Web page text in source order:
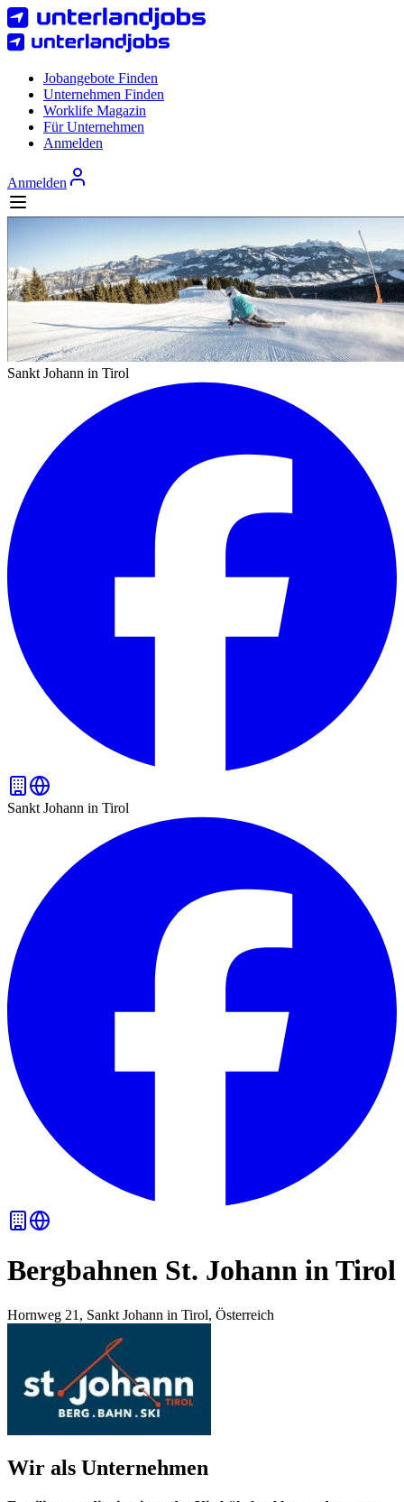
Jobangebote Finden
Unternehmen Finden
Worklife Magazin
Für Unternehmen
Anmelden
Anmelden
Sankt Johann in Tirol
Sankt Johann in Tirol
Bergbahnen St. Johann in Tirol
Hornweg 21, Sankt Johann in Tirol, Österreich
Wir als Unternehmen